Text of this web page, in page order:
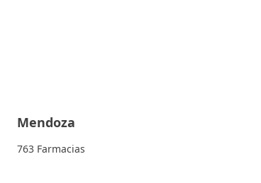
Mendoza
763 Farmacias